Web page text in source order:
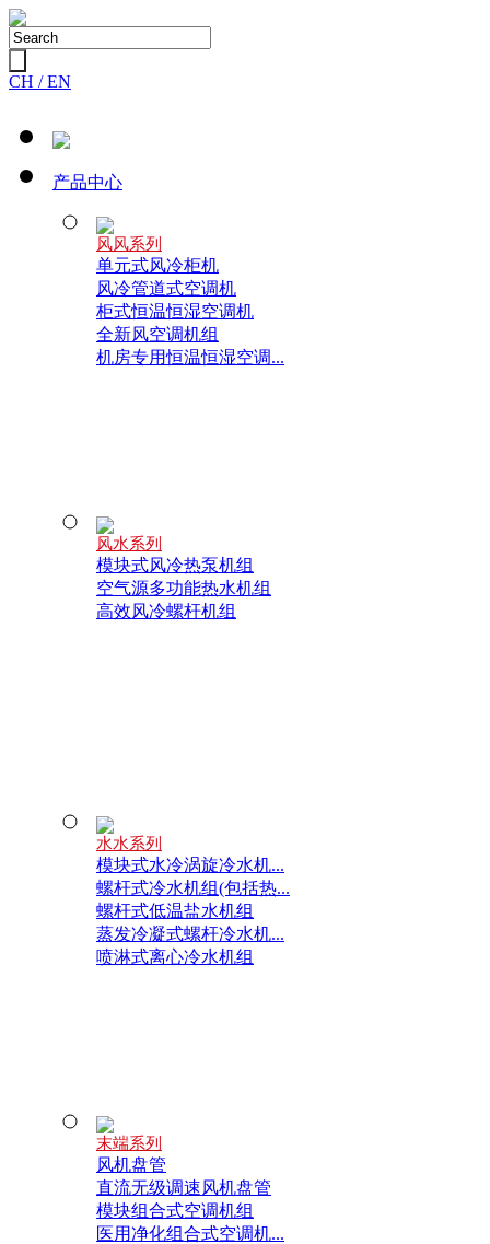
CH /EN
产品中心
风风系列
单元式风冷柜机
风冷管道式空调机
柜式恒温恒湿空调机
全新风空调机组
机房专用恒温恒湿空调...
风水系列
模块式风冷热泵机组
空气源多功能热水机组
高效风冷螺杆机组
水水系列
模块式水冷涡旋冷水机...
螺杆式冷水机组(包括热...
螺杆式低温盐水机组
蒸发冷凝式螺杆冷水机...
喷淋式离心冷水机组
末端系列
风机盘管
直流无级调速风机盘管
模块组合式空调机组
医用净化组合式空调机...